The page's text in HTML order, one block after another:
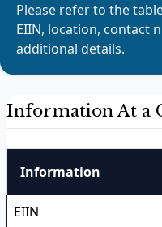
Please refer to the
EIIN, location, contact
additional details.
Information At a
Information
EIIN